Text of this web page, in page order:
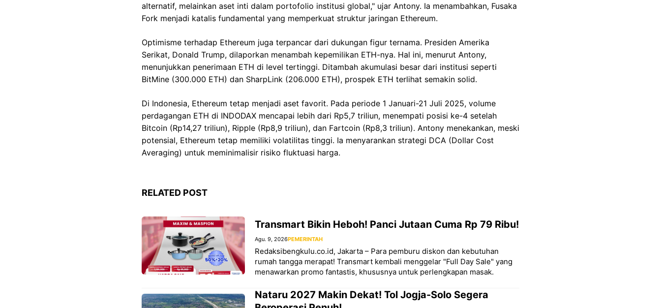
alternatif, melainkan aset inti dalam portofolio institusi global," ujar Antony. Ia menambahkan, Fusaka
Fork menjadi katalis fundamental yang memperkuat struktur jaringan Ethereum.
Optimisme terhadap Ethereum juga terpancar dari dukungan figur ternama. Presiden Amerika
Serikat, Donald Trump, dilaporkan menambah kepemilikan ETH-nya. Hal ini, menurut Antony,
menunjukkan penerimaan ETH di level tertinggi. Ditambah akumulasi besar dari institusi seperti
BitMine (300.000 ETH) dan SharpLink (206.000 ETH), prospek ETH terlihat semakin solid.
Di Indonesia, Ethereum tetap menjadi aset favorit. Pada periode 1 Januari-21 Juli 2025, volume
perdagangan ETH di INDODAX mencapai lebih dari Rp5,7 triliun, menempati posisi ke-4 setelah
Bitcoin (Rp14,27 triliun), Ripple (Rp8,9 triliun), dan Fartcoin (Rp8,3 triliun). Antony menekankan, meski
potensial, Ethereum tetap memiliki volatilitas tinggi. Ia menyarankan strategi DCA (Dollar Cost
Averaging) untuk meminimalisir risiko fluktuasi harga.
RELATED POST
Transmart Bikin Heboh! Panci Jutaan Cuma Rp 79 Ribu!
Agu. 9, 2026PEMERINTAH
Redaksibengkulu.co.id, Jakarta – Para pemburu diskon dan kebutuhan
rumah tangga merapat! Transmart kembali menggelar "Full Day Sale" yang
menawarkan promo fantastis, khususnya untuk perlengkapan masak.
Nataru 2027 Makin Dekat! Tol Jogja-Solo Segera